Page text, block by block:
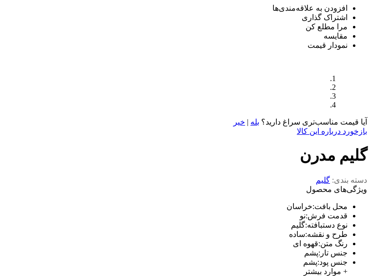
افزودن به علاقه‌مندی‌ها
اشتراک گذاری
مرا مطلع کن
مقایسه
نمودار قیمت
آیا قیمت مناسب‌تری سراغ دارید؟ بله | خیر
بازخورد درباره این کالا
گلیم مدرن
دسته بندی: گلیم
ویژگی‌های محصول
محل بافت:خراسان
قدمت فرش:نو
نوع دستبافته:گلیم
طرح و نقشه:ساده
رنگ متن:قهوه ای
جنس تار :پشم
جنس پود:پشم
+ موارد بیشتر